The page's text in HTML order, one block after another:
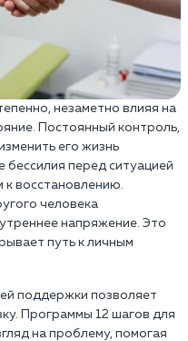
незаметно влияя на
Постоянный контроль,
его жизнь
перед ситуацией
восстановлению.
человека
напряжение. Это
путь к личным
поддержки позволяет
Программы 12 шагов для
на проблему, помогая